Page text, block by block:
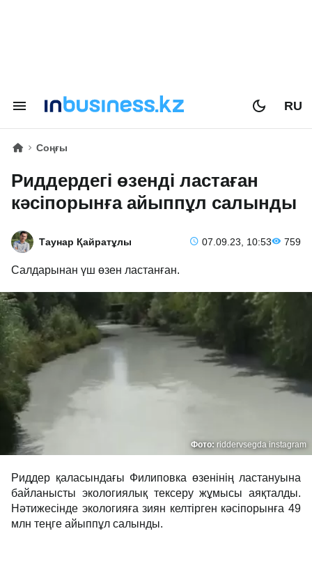
RU
Соңғы
Риддердегі өзенді ластаған
кәсіпорынға айыппұл салынды
Таунар Қайратұлы 07.09.23, 10:53 759
Салдарынан үш өзен ластанған.
Фото: riddervsegda instagram
Риддер қаласындағы Филиповка өзенінің ластануына
байланысты экологиялық тексеру жұмысы аяқталды.
Нәтижесінде экологияға зиян келтірген кәсіпорынға 49
млн теңге айыппұл салынды.